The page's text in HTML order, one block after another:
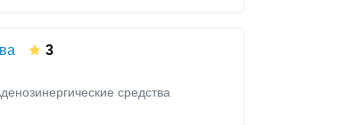
3
средства